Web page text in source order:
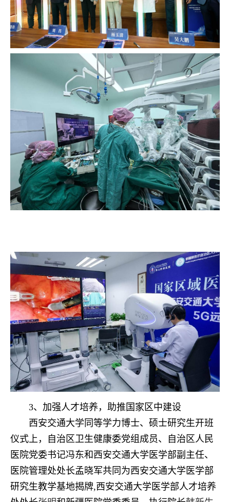
3、加强人才培养，助推国家区中建设
西安交通大学同等学力博士、硕士研究生开班
仪式上，自治区卫生健康委党组成员、自治区人民
医院党委书记冯东和西安交通大学医学部副主任、
医院管理处处长孟晓军共同为西安交通大学医学部
研究生教学基地揭牌,西安交通大学医学部人才培养